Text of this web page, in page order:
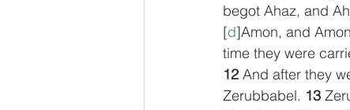
begot Ahaz, and
[d]Amon, and
time they were
12 And after they
Zerubbabel. 13